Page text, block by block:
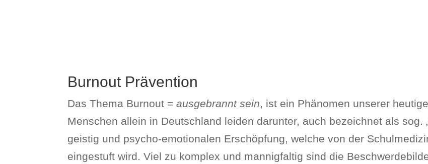
Burnout Prävention
Das Thema Burnout =ausgebrannt sein, ist ein Phänomen unserer
Menschen allein in Deutschland leiden darunter, auch bezeichnet als sog.
geistig und psycho-emotionalen Erschöpfung, welche von der
eingestuft wird. Viel zu komplex und mannigfaltig sind die